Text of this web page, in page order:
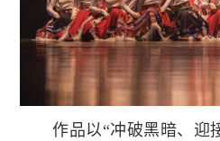
作品以“冲破黑暗、迎